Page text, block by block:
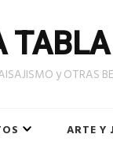
TABLA
y OTRAS
ARTE Y